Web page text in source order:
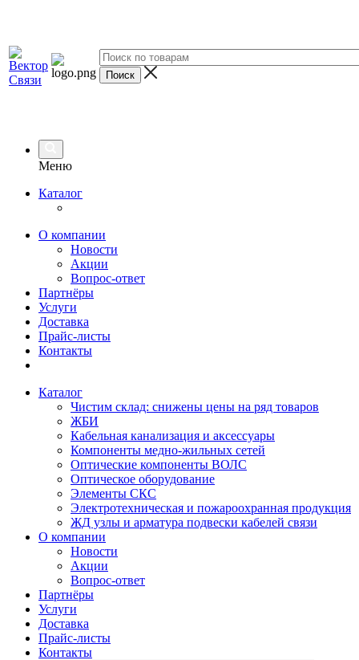
Меню
Каталог
О компании
Новости
Акции
Вопрос-ответ
Партнёры
Услуги
Доставка
Прайс-листы
Контакты
Каталог
Чистим склад: снижены цены на ряд товаров
ЖБИ
Кабельная канализация и аксессуары
Компоненты медно-жильных сетей
Оптические компоненты ВОЛС
Оптическое оборудование
Элементы СКС
Электротехническая и пожароохранная продукция
ЖД узлы и арматура подвески кабелей связи
О компании
Новости
Акции
Вопрос-ответ
Партнёры
Услуги
Доставка
Прайс-листы
Контакты